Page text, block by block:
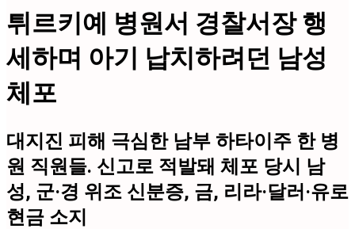
튀르키예 병원서 경찰서장 행
세하며 아기 납치하려던 남성
체포
대지진 피해 극심한 남부 하타이주 한 병
원 직원들. 신고로 적발돼 체포 당시 남
성, 군·경 위조 신분증, 금, 리라·달러·유로
현금 소지